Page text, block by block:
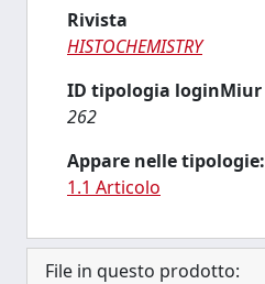
Rivista
HISTOCHEMISTRY
ID tipologia loginMiur
262
Appare nelle tipologie:
1.1 Articolo
File in questo prodotto: